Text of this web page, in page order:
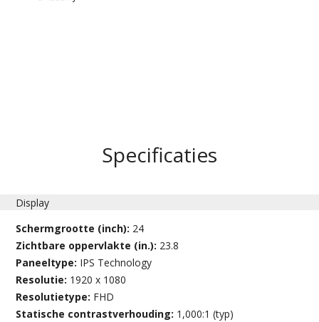
Specificaties
Display
Schermgrootte (inch): 24
Zichtbare oppervlakte (in.): 23.8
Paneeltype: IPS Technology
Resolutie: 1920 x 1080
Resolutietype: FHD
Statische contrastverhouding: 1,000:1 (typ)